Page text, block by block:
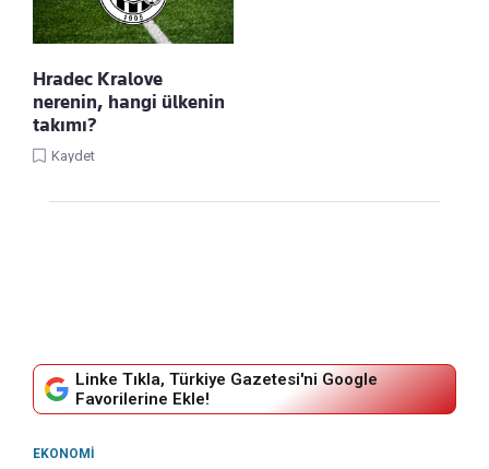
Hradec Kralove
nerenin, hangi ülkenin
takımı?
Kaydet
Linke Tıkla, Türkiye Gazetesi'ni Google
Favorilerine Ekle!
EKONOMI